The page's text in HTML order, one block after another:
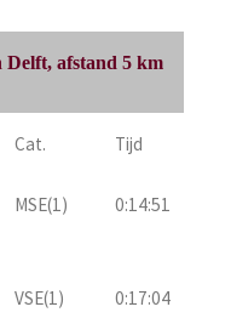
Delft, afstand 5 km
Cat. Tijd
MSE(1) 0:14:51
VSE(1) 0:17:04